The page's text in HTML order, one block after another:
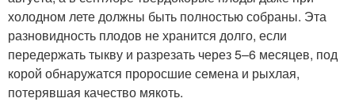
холодном лете должны быть полностью собраны. Эта
разновидность плодов не хранится долго, если
передержать тыкву и разрезать через 5–6 месяцев, под
корой обнаружатся проросшие семена и рыхлая,
потерявшая качество мякоть.